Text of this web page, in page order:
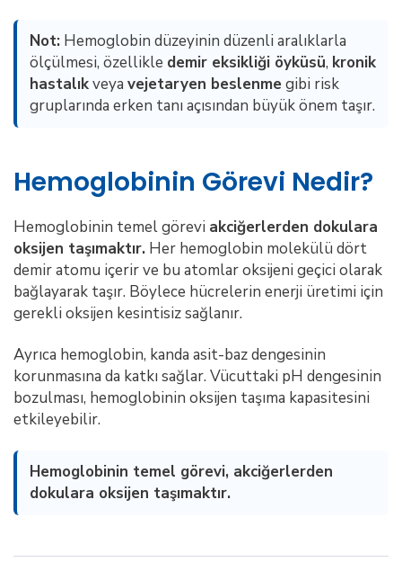
Not: Hemoglobin düzeyinin düzenli aralıklarla
ölçülmesi, özellikle demir eksikliği öyküsü, kronik
hastalıkveya vejetaryen beslenmegibi risk
gruplarında erken tanı açısından büyük önem taşır.
Hemoglobinin Görevi Nedir?
Hemoglobinin temel görevi akciğerlerden dokulara
oksijen taşımaktır. Her hemoglobin molekülü dört
demir atomu içerir ve bu atomlar oksijeni geçici olarak
bağlayarak taşır. Böylece hücrelerin enerji üretimi için
gerekli oksijen kesintisiz sağlanır.
Ayrıca hemoglobin, kanda asit-baz dengesinin
korunmasına da katkı sağlar. Vücuttaki pH dengesinin
bozulması, hemoglobinin oksijen taşıma kapasitesini
etkileyebilir.
Hemoglobinin temel görevi, akciğerlerden
dokulara oksijen taşımaktır.